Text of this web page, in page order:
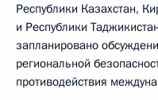
Республики Казахстан,
и Республики
запланировано
региональной
противодействия